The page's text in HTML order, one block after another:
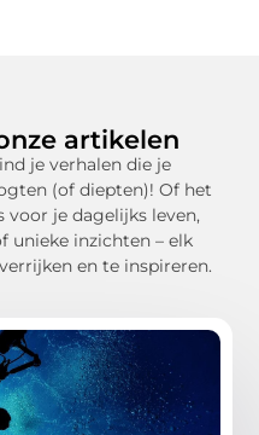
artikelen
je verhalen die je
(of diepten)! Of het
je dagelijks leven,
unieke inzichten – elk
en te inspireren.